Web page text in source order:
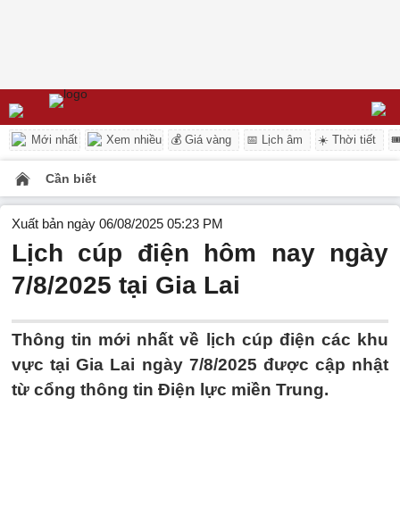
Mới nhất Xem nhiều 💰 Giá vàng 📅 Lịch âm ☀️ Thời tiết
Cần biết
Xuất bản ngày 06/08/2025 05:23 PM
Lịch cúp điện hôm nay ngày
7/8/2025 tại Gia Lai
Thông tin mới nhất về lịch cúp điện các khu
vực tại Gia Lai ngày 7/8/2025 được cập nhật
từ cổng thông tin Điện lực miền Trung.